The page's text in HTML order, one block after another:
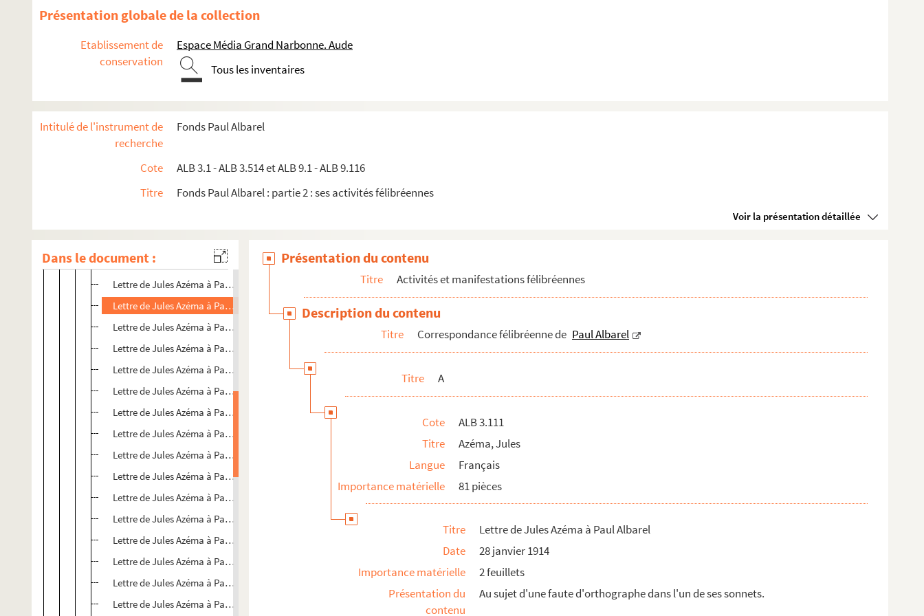
Présentation globale de la collection
Etablissement de
conservation
Espace Média Grand Narbonne. Aude
Tous les inventaires
Intitulé de l'instrument de
recherche
Fonds Paul Albarel
Cote
ALB 3.1 - ALB 3.514 et ALB 9.1 - ALB 9.116
Titre
Fonds Paul Albarel : partie 2 : ses activités félibréennes
Voir la présentation détaillée
Dans le document :
ALB 3.101. Lettre d'A. Arlot à Paul Albarel
ALB 3.102. Armentiers, Joseph
ALB 3.103. Lettre de l'Association générale des étudiants de Montpellier
ALB 3.105. Astruc, Joseph
ALB 3.106. Carte de l'abbé J.-Louis Astruc
ALB 3.108. Auriol, Léon
ALB 3.109. Azaïs, Joseph
ALB 3.111. Azéma, Jules
Lettre de Jules Azéma à Paul Albarel
Lettre de Jules Azéma à Paul Albarel
Lettre de Jules Azéma à Paul Albarel
Lettre de Jules Azéma à Paul Albarel
Lettre de Jules Azéma à Paul Albarel
Lettre de Jules Azéma à Paul Albarel
Lettre de Jules Azéma à Paul Albarel
Lettre de Jules Azéma à Paul Albarel
Lettre de Jules Azéma à Paul Albarel
Lettre de Jules Azéma à Paul Albarel
Lettre de Jules Azéma à Paul Albarel
Lettre de Jules Azéma à Paul Albarel
Lettre de Jules Azéma à Paul Albarel
Lettre de Jules Azéma à Paul Albarel
Lettre de Jules Azéma à Paul Albarel
Lettre de Jules Azéma à Paul Albarel
Lettre de Jules Azéma à Paul Albarel
Présentation du contenu
Titre Activités et manifestations félibréennes
Description du contenu
Titre Correspondance félibréenne de Paul Albarel
Titre A
Cote
ALB 3.111
Titre
Azéma, Jules
Langue
Français
Importance matérielle
81 pièces
Titre
Lettre de Jules Azéma à Paul Albarel
Date
28 janvier 1914
Importance matérielle
2 feuillets
Présentation du
contenu
Au sujet d'une faute d'orthographe dans l'un de ses sonnets.